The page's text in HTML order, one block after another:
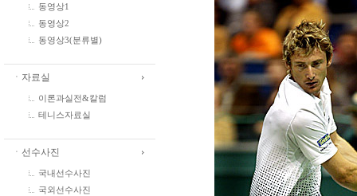
동영상1
동영상2
동영상3(분류별)
ㆍ자료실
이론과실전&칼럼
테니스자료실
ㆍ선수사진
국내선수사진
국외선수사진